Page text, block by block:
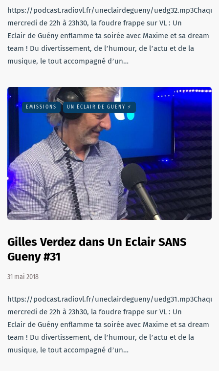
https://podcast.radiovl.fr/uneclairdegueny/uedg32.mp3Chaque
mercredi de 22h à 23h30, la foudre frappe sur VL : Un
Eclair de Guény enflamme ta soirée avec Maxime et sa dream
team ! Du divertissement, de lʼhumour, de lʼactu et de la
musique, le tout accompagné dʼun…
EMISSIONS UN ÉCLAIR DE GUENY ⚡️
Gilles Verdez dans Un Eclair SANS
Gueny #31
31 mai 2018
https://podcast.radiovl.fr/uneclairdegueny/uedg31.mp3Chaque
mercredi de 22h à 23h30, la foudre frappe sur VL : Un
Eclair de Guény enflamme ta soirée avec Maxime et sa dream
team ! Du divertissement, de lʼhumour, de lʼactu et de la
musique, le tout accompagné dʼun…